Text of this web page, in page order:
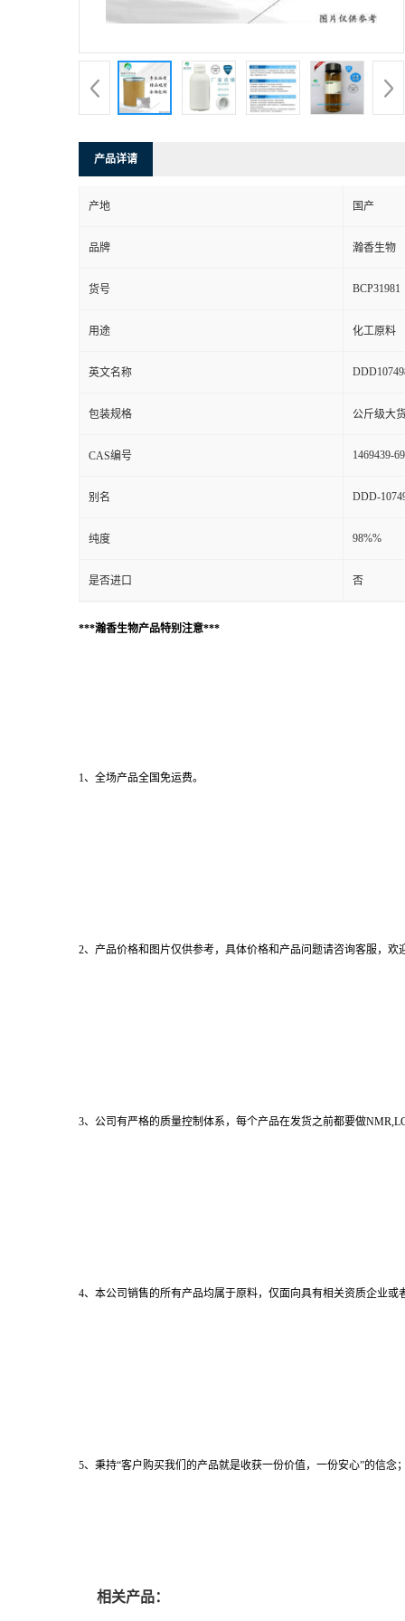
产品详请
产地 国产
品牌 瀚香生物
货号 BCP31981
用途 化工原料
英文名称
包装规格 公斤级大
CAS编号 1469439-
别名 DDD-
纯度 98%%
是否进口 否
***瀚香生物产品特别注意***
1、全场产品全国免运费。
2、产品价格和图片仅供参考，具体价格和产品问题请咨询客服，欢
3、公司有严格的质量控制体系，每个产品在发货之前都要做
4、本公司销售的所有产品均属于原料，仅面向具有相关资质企业
5、秉持“客户购买我们的产品就是收获一份价值，一份安心”的信念
相关产品：